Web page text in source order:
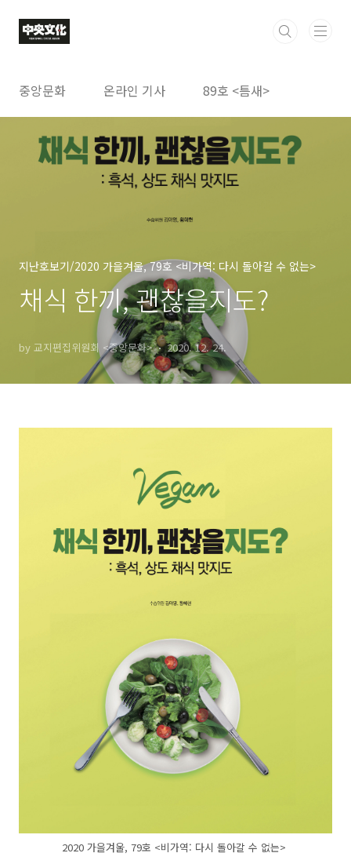
중앙문화 온라인 기사 89호 <틈새>
지난호보기/2020 가을겨울, 79호 <비가역: 다시 돌아갈 수 없는>
채식 한끼, 괜찮을지도?
by 교지편집위원회 <중앙문화> 2020. 12. 24.
2020 가을겨울, 79호 <비가역: 다시 돌아갈 수 없는>